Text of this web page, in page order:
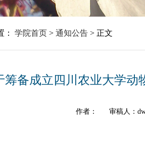
： 学院首页 > 通知公告 > 正文
筹备成立四川农业大学动
作者： 审稿人：